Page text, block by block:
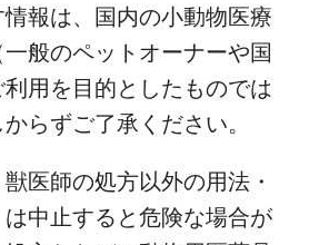
報は、国内の小動物医療
般のペットオーナーや国
用を目的としたものでは
らずご了承ください。
医師の処方以外の用法・
中止すると危険な場合が